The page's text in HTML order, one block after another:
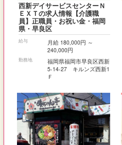
西新デイサービスセンターＮ
ＥＸＴの求人情報【介護職
員】正職員・お祝い金・福岡
県・早良区
給与
月給 180,000円 ～
240,000円
勤務地
福岡県福岡市早良区西新
5-14-27 キルンズ西新1
Ｆ